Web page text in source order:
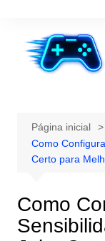
conteúdo
Página inicial
Como
Certo para
Como